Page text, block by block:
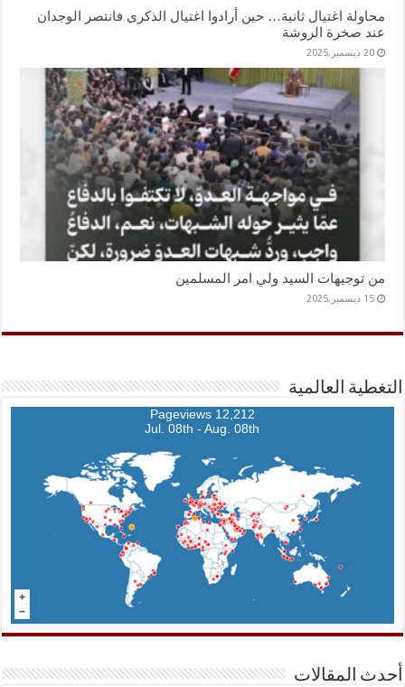
محاولة اغتيال ثانية… حين أرادوا اغتيال الذكرى فانتصر الوجدان
عند صخرة الروشة
20 ديسمبر,2025
من توجيهات السيد ولي امر المسلمين
15 ديسمبر,2025
التغطية العالمية
12,212 Pageviews
Jul. 08th - Aug. 08th
أحدث المقالات